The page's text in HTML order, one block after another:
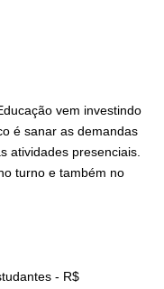
vem investindo
é sanar as demandas
atividades presenciais.
turno e também no
- R$